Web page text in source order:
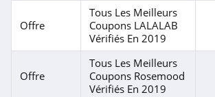
Offre
Tous Les Meilleurs
Coupons LALALAB
Vérifiés En 2019
Offre
Tous Les Meilleurs
Coupons Rosemood
Vérifiés En 2019